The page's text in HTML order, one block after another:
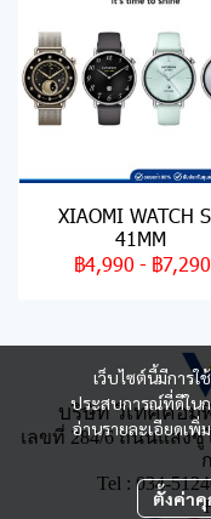
XIAOMI WATCH
41MM
฿4,990 - ฿7,290
เว็บไซต์นี้มีการ
ประสบการณ์ที่ดีในก
อ่านรายละเอียดเพิ่
ตั้งค่าคุ
บริษัท วีเทคคอม
เลขที่ 284/6 ถนนแสง
Tel : 034-